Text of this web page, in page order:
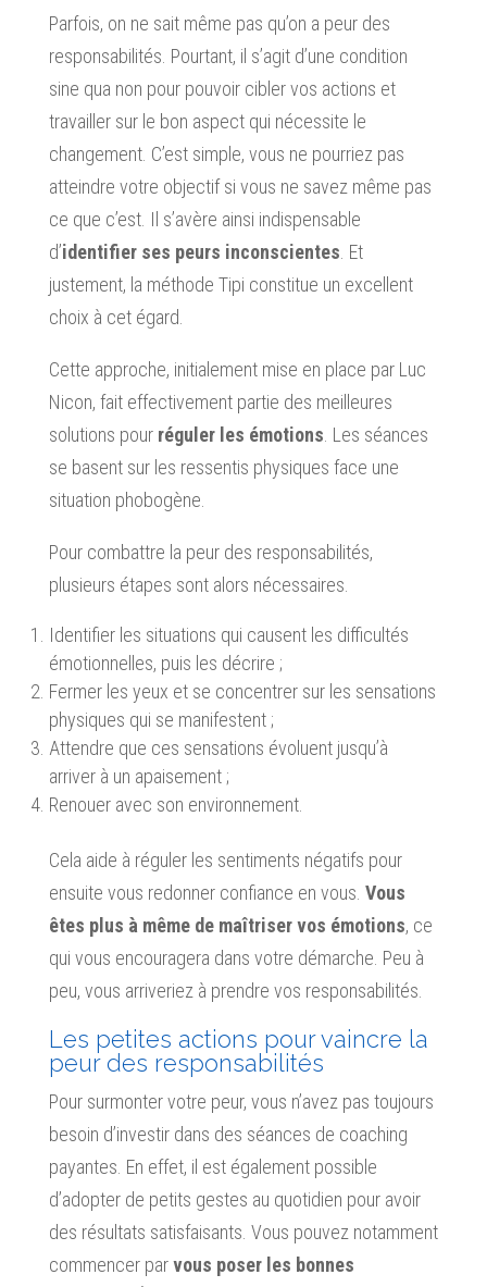
Parfois, on ne sait même pas qu’on a peur des
responsabilités. Pourtant, il s’agit d’une condition
sine qua non pour pouvoir cibler vos actions et
travailler sur le bon aspect qui nécessite le
changement. C’est simple, vous ne pourriez pas
atteindre votre objectif si vous ne savez même pas
ce que c’est. Il s’avère ainsi indispensable
d’identifier ses peurs inconscientes . Et
justement, la méthode Tipi constitue un excellent
choix à cet égard.
Cette approche, initialement mise en place par Luc
Nicon, fait effectivement partie des meilleures
solutions pour réguler les émotions . Les séances
se basent sur les ressentis physiques face une
situation phobogène.
Pour combattre la peur des responsabilités,
plusieurs étapes sont alors nécessaires.
Identifier les situations qui causent les difficultés
émotionnelles, puis les décrire ;
Fermer les yeux et se concentrer sur les sensations
physiques qui se manifestent ;
Attendre que ces sensations évoluent jusqu’à
arriver à un apaisement ;
Renouer avec son environnement.
Cela aide à réguler les sentiments négatifs pour
ensuite vous redonner confiance en vous. Vous
êtes plus à même de maîtriser vos émotions, ce
qui vous encouragera dans votre démarche. Peu à
peu, vous arriveriez à prendre vos responsabilités.
Les petites actions pour vaincre la
peur des responsabilités
Pour surmonter votre peur, vous n’avez pas toujours
besoin d’investir dans des séances de coaching
payantes. En effet, il est également possible
d’adopter de petits gestes au quotidien pour avoir
des résultats satisfaisants. Vous pouvez notamment
commencer parvous poser les bonnes